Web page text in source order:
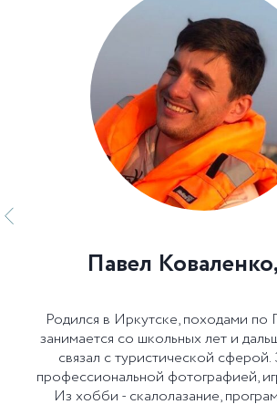
Павел
Родился в Иркутске, походами
занимается со школьных лет и
связал с туристической сферой.
профессиональной фотографией,
Из хобби - скалолазание,